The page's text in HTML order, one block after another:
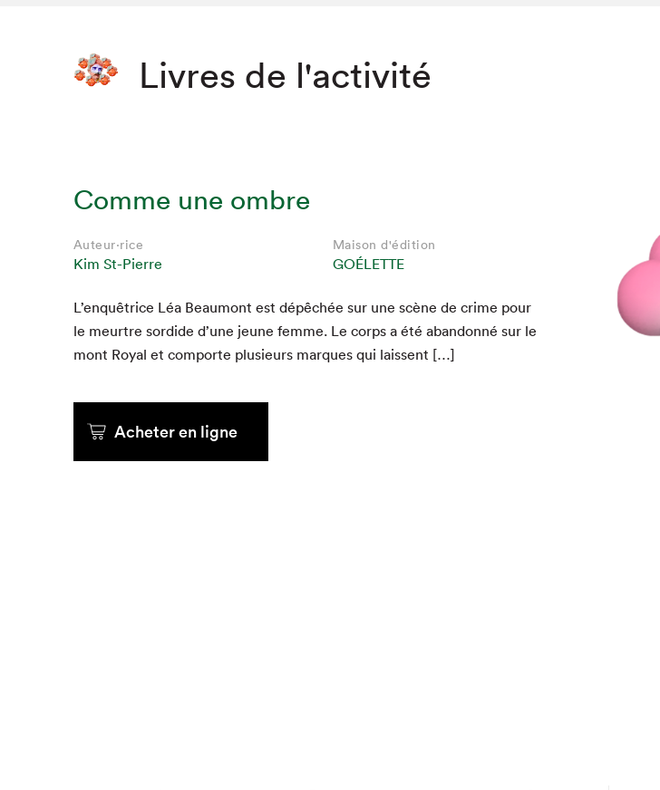
Que cherchez-vous?
Livres de l'activité
Comme une ombre
Auteur·rice
Kim St-Pierre
Maison d'édition
GOÉLETTE
L’enquêtrice Léa Beau­mont est dépêchée sur une scène de crime pour
le meurtre sor­dide d’une jeune femme. Le corps a été aban­don­né sur le
mont Roy­al et com­porte plusieurs mar­ques qui laissent […]
Acheter en ligne